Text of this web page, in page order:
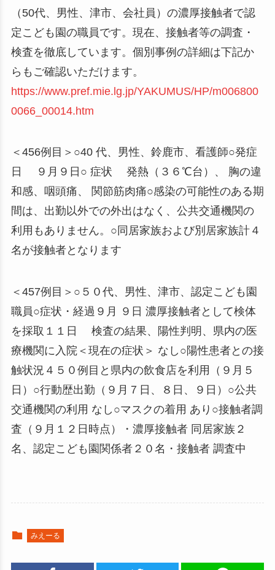
（50代、男性、津市、会社員）の濃厚接触者で認
定こども園の職員です。現在、接触者等の調査・
検査を徹底しています。個別事例の詳細は下記か
らもご確認いただけます。
https://www.pref.mie.lg.jp/YAKUMUS/HP/m006800
0066_00014.htm
＜456例目＞○40 代、男性、鈴鹿市、看護師○発症
日 ９月９日○ 症状 発熱（３６℃台）、 胸の違
和感、咽頭痛、 関節筋肉痛○感染の可能性のある期
間は、出勤以外での外出はなく、公共交通機関の
利用もありません。○同居家族および別居家族計４
名が接触者となります
＜457例目＞○５０代、男性、津市、認定こども園
職員○症状・経過９月 ９日 濃厚接触者として検体
を採取１１日 検査の結果、陽性判明、県内の医
療機関に入院＜現在の症状＞ なし○陽性患者との接
触状況４５０例目と県内の飲食店を利用（９月５
日）○行動歴出勤（９月７日、８日、９日）○公共
交通機関の利用 なし○マスクの着用 あり○接触者調
査（９月１２日時点）・濃厚接触者 同居家族２
名、認定こども園関係者２０名・接触者 調査中
みえーる